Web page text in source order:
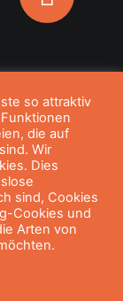
so attraktiv
die auf
Wir
Dies
sind, Cookies
Cookies und
Arten von